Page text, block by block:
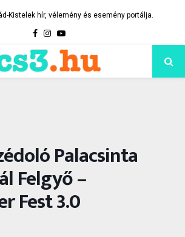
Kistelek hír, vélemény és esemény portálja.
Facebook
Instagram
Youtube
Palacsinta
Felgyő –
Fest 3.0